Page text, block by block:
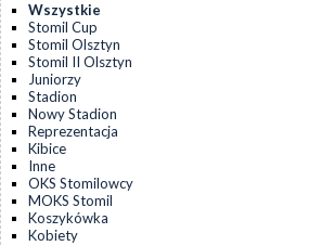
Wszystkie
Stomil Cup
Stomil Olsztyn
Stomil II Olsztyn
Juniorzy
Stadion
Nowy Stadion
Reprezentacja
Kibice
Inne
OKS Stomilowcy
MOKS Stomil
Koszykówka
Kobiety